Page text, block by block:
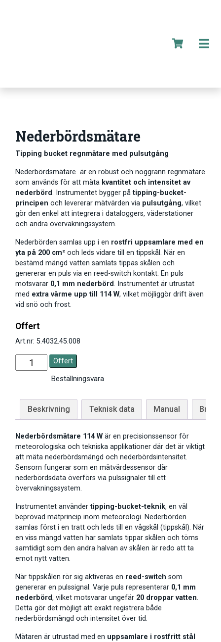
Nederbördsmätare
Tipping bucket regnmätare med pulsutgång
Nederbördsmätare är en robust och noggrann regnmätare
som används för att mäta kvantitet och intensitet av
nederbörd. Instrumentet bygger påtipping-bucket-
principen och levererar mätvärden via pulsutgång, vilket
gör den enkel att integrera i dataloggers, väderstationer
och andra övervakningssystem.
Nederbörden samlas upp i en rostfri uppsamlare med en
yta på 200 cm² och leds vidare till en tippskål. När en
bestämd mängd vatten samlats tippas skålen och
genererar en puls via en reed-switch kontakt. En puls
motsvarar 0,1 mm nederbörd. Instrumentet är utrustat
med extra värme upp till 114 W, vilket möjliggör drift även
vid snö och frost.
Offert
Art.nr: 5.4032.45.008
Offert
Beställningsvara
Beskrivning Teknisk data Manual
Nederbördsmätare 114 W är en precisionssensor för
meteorologiska och tekniska applikationer där det är viktigt
att mäta nederbördsmängd och nederbördsintensitet.
Sensorn fungerar som en mätvärdessensor där
nederbördsdata överförs via pulssignaler till ett
övervakningssystem.
Instrumentet användertipping-bucket-teknik, en väl
beprövad mätprincip inom meteorologi. Nederbörden
samlas först i en tratt och leds till en vågskål (tippskål). När
en viss mängd vatten har samlats tippar skålen och töms
samtidigt som den andra halvan av skålen är redo att ta
emot nytt vatten.
När tippskålen rör sig aktiveras en reed-switch som
genererar en pulssignal. Varje puls representerar 0,1 mm
nederbörd, vilket motsvarar ungefär 20 droppar vatten.
Detta gör det möjligt att exakt registrera både
nederbördsmängd och intensitet över tid.
Mätaren är utrustad med en uppsamlare i rostfritt stål